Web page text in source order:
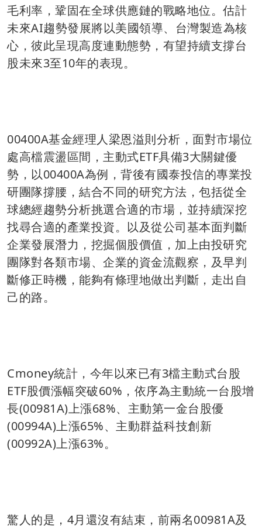
毛利率，鞏固在全球供應鏈的戰略地位。估計
未來AI趨勢發展將以美國領導、台灣製造為核
心，彼此呈現高度連動態勢，有望持續支撐台
股未來3至10年的表現。
00400A基金經理人梁恩溢則分析，面對市場位
處高檔震盪區間，主動式ETF具備3大關鍵優
勢，以00400A為例，背後有國泰投信的專業投
研團隊撐腰，結合不同的研究方法，包括從全
球總經趨勢分析挑選合適的市場，並持續深挖
找尋合適的產業投資。以及從公司基本面判斷
企業發展潛力，挖掘個股價值，加上由投研究
團隊對各類市場、企業的資金流觀察，及早判
斷修正時機，能夠有條理地做出判斷，走出自
己的路。
Cmoney統計，今年以來已有3檔主動式台股
ETF股價漲幅突破60%，依序為主動統一台股增
長(00981A)上漲68%、主動第一金台股優
(00994A)上漲65%、主動群益科技創新
(00992A)上漲63%。
驚人的是，4月還沒有結束，前兩名00981A及